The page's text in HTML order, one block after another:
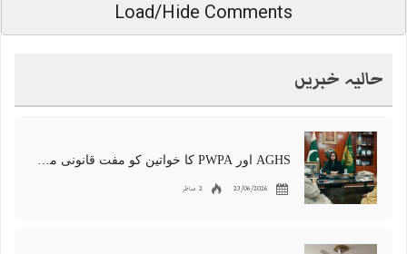
Load/Hide Comments
حالیہ خبریں
AGHS اور PWPA کا خواتین کو مفت قانونی معاونت اور وکلا کی تربیت کے دائرہ کار میں توسیع پر اتفاق
23/06/2026 2 مناظر